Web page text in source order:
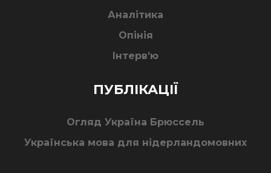
Аналітика
Опінія
Інтерв’ю
ПУБЛІКАЦІЇ
Огляд Україна Брюссель
Українська мова для нідерландомовних